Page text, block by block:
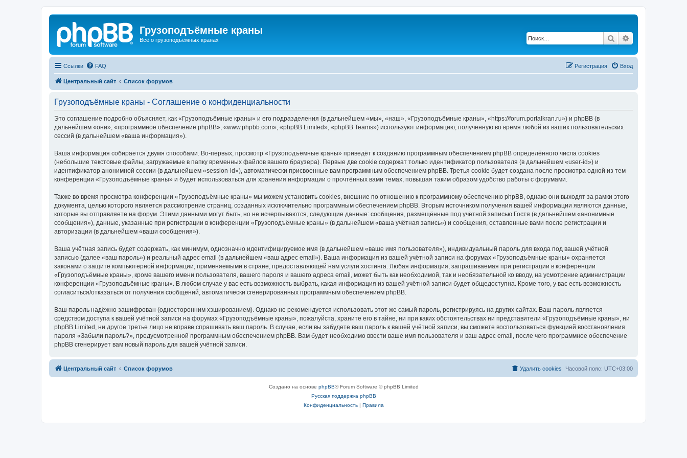
Грузоподъёмные краны
Всё о грузоподъёмных кранах Поиск
Ссылки FAQ Вход
Регистрация
Центральный сайт Список форумов
Грузоподъёмные краны - Соглашение о конфиденциальности
Это соглашение подробно объясняет, как «Грузоподъёмные краны» и его подразделения (в дальнейшем «мы», «наш», «Грузоподъёмные краны», «https://forum.portalkran.ru») и phpBB (в
дальнейшем «они», «программное обеспечение phpBB», «www.phpbb.com», «phpBB Limited», «phpBB Teams») используют информацию, полученную во время любой из ваших пользовательских
сессий (в дальнейшем «ваша информация»).
Ваша информация собирается двумя способами. Во-первых, просмотр «Грузоподъёмные краны» приведёт к созданию программным обеспечением phpBB определённого числа cookies
(небольшие текстовые файлы, загружаемые в папку временных файлов вашего браузера). Первые две cookie содержат только идентификатор пользователя (в дальнейшем «user-id») и
идентификатор анонимной сессии (в дальнейшем «session-id»), автоматически присвоенные вам программным обеспечением phpBB. Третья cookie будет создана после просмотра одной из тем
конференции «Грузоподъёмные краны» и будет использоваться для хранения информации о прочтённых вами темах, повышая таким образом удобство работы с форумами.
Также во время просмотра конференции «Грузоподъёмные краны» мы можем установить cookies, внешние по отношению к программному обеспечению phpBB, однако они выходят за рамки этого
документа, целью которого является рассмотрение страниц, созданных исключительно программным обеспечением phpBB. Вторым источником получения вашей информации являются данные,
которые вы отправляете на форум. Этими данными могут быть, но не исчерпываются, следующие данные: сообщения, размещённые под учётной записью Гостя (в дальнейшем «анонимные
сообщения»), данные, указанные при регистрации в конференции «Грузоподъёмные краны» (в дальнейшем «ваша учётная запись») и сообщения, оставленные вами после регистрации и
авторизации (в дальнейшем «ваши сообщения»).
Ваша учётная запись будет содержать, как минимум, однозначно идентифицируемое имя (в дальнейшем «ваше имя пользователя»), индивидуальный пароль для входа под вашей учётной
записью (далее «ваш пароль») и реальный адрес email (в дальнейшем «ваш адрес email»). Ваша информация из вашей учётной записи на форумах «Грузоподъёмные краны» охраняется
законами о защите компьютерной информации, применяемыми в стране, предоставляющей нам услуги хостинга. Любая информация, запрашиваемая при регистрации в конференции
«Грузоподъёмные краны», кроме вашего имени пользователя, вашего пароля и вашего адреса email, может быть как необходимой, так и необязательной ко вводу, на усмотрение администрации
конференции «Грузоподъёмные краны». В любом случае у вас есть возможность выбрать, какая информация из вашей учётной записи будет общедоступна. Кроме того, у вас есть возможность
согласиться/отказаться от получения сообщений, автоматически сгенерированных программным обеспечением phpBB.
Ваш пароль надёжно зашифрован (односторонним хэшированием). Однако не рекомендуется использовать этот же самый пароль, регистрируясь на других сайтах. Ваш пароль является
средством доступа к вашей учётной записи на форумах «Грузоподъёмные краны», пожалуйста, храните его в тайне, ни при каких обстоятельствах ни представители «Грузоподъёмные краны», ни
phpBB Limited, ни другое третье лицо не вправе спрашивать ваш пароль. В случае, если вы забудете ваш пароль к вашей учётной записи, вы сможете воспользоваться функцией восстановления
пароля «Забыли пароль?», предусмотренной программным обеспечением phpBB. Вам будет необходимо ввести ваше имя пользователя и ваш адрес email, после чего программное обеспечение
phpBB сгенерирует вам новый пароль для вашей учётной записи.
Центральный сайт Список форумов Часовой пояс: UTC+03:00
Удалить cookies
Создано на основе phpBB® Forum Software © phpBB Limited
Русская поддержка phpBB
Конфиденциальность| Правила